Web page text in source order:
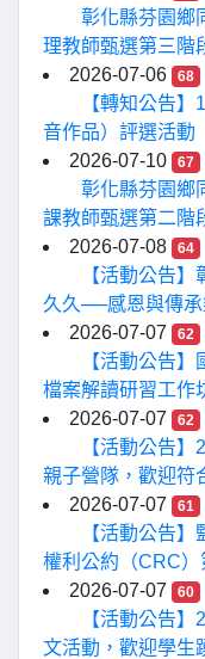
彰化縣芬園鄉
理教師甄選第三階
2026-07-06
68
【轉知公告
音作品）評選活動
2026-07-10
67
彰化縣芬園鄉
課教師甄選第二階
2026-07-08
64
【活動公告
久久──感恩與傳承
2026-07-07
62
【活動公告
檔案解讀研習工作
2026-07-07
62
【活動公告
親子營隊，歡迎符
2026-07-07
61
【活動公告
權利公約（CRC）
2026-07-07
60
【活動公告
文活動，歡迎學生